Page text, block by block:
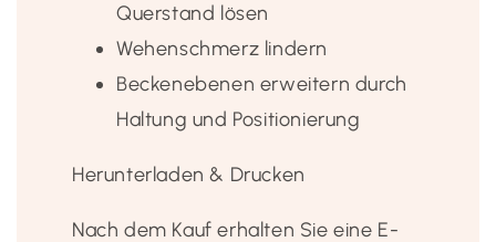
Querstand lösen
Wehenschmerz lindern
Beckenebenen erweitern durch
Haltung und Positionierung
Herunterladen & Drucken
Nach dem Kauf erhalten Sie eine E-